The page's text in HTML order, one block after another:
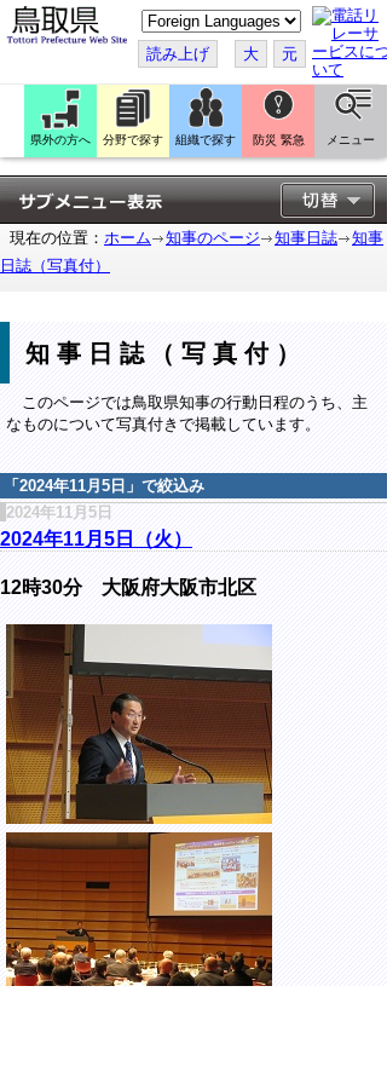
こ
の
ペ
ー
ジ
翻
訳
す
る
読み上げ 大 元
県外の方へ 分野で探す 組織で探す 防災 緊急 メニュー
現在の位置： ホーム 知事のページ 知事日誌
知事
日誌（写真付）
知事日誌（写真付）
このページでは鳥取県知事の行動日程のうち、主
なものについて写真付きで掲載しています。
「 2024年11月5日 」で絞込み
2024年11月5日
2024年11月5日（火）
12時30分 大阪府大阪市北区